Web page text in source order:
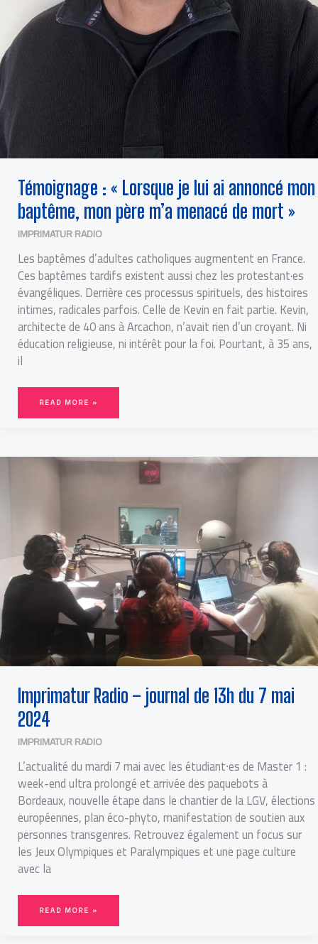
Témoignage : « Lorsque je lui ai annoncé mon
baptême, mon père m’a menacé de mort »
IMPRIMATUR RADIO
Les baptêmes d’adultes catholiques augmentent en France.
Ces baptêmes tardifs existent aussi chez les protestant·es
évangéliques. Derrière ces processus spirituels, des histoires
intimes, radicales parfois. Celle de Kevin en fait partie. Kevin,
architecte de 40 ans à Arcachon, n’avait rien d’un croyant. Ni
éducation religieuse, ni intérêt pour la foi. Pourtant, à 35 ans,
il
READ MORE »
Imprimatur Radio – journal de 13h du 7 mai
2024
IMPRIMATUR RADIO
L’actualité du mardi 7 mai avec les étudiant⸱es de Master 1 :
week-end ultra prolongé et arrivée des paquebots à
Bordeaux, nouvelle étape dans le chantier de la LGV, élections
européennes, plan éco-phyto, manifestation de soutien aux
personnes transgenres. Retrouvez également un focus sur
les Jeux Olympiques et Paralympiques et une page culture
avec la
IMPRIMATUR
RADIO
READ MORE »